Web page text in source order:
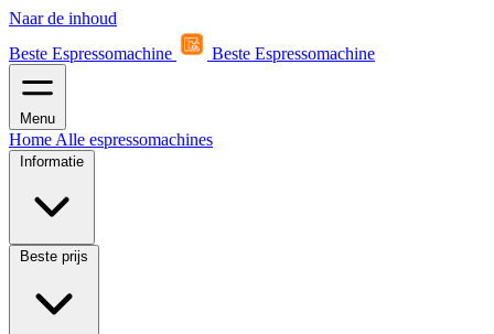
Naar de inhoud
Beste Espressomachine
Beste Espressomachine
Menu
Home Alle espressomachines
Informatie
Beste prijs